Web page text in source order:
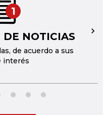
1
DE NOTICIAS
de acuerdo a sus
interés
→